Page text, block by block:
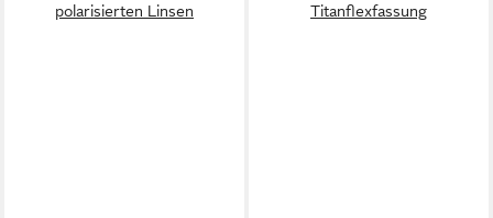
polarisierten Linsen
Titanflexfassung